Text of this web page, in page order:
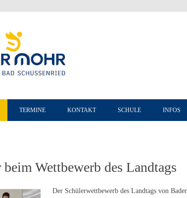
TERMINE KONTAKT SCHULE INFOS
beim Wettbewerb des Landtags
Der Schülerwettbewerb des Landtags von